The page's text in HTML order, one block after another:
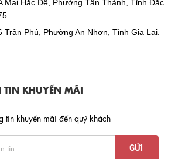
Mai Hắc Đế, Phường Tân Thành, Tỉnh Đắc
Trần Phú, Phường An Nhơn, Tỉnh Gia Lai.
KHUYẾN MÃI
tin khuyến mãi đến quý khách